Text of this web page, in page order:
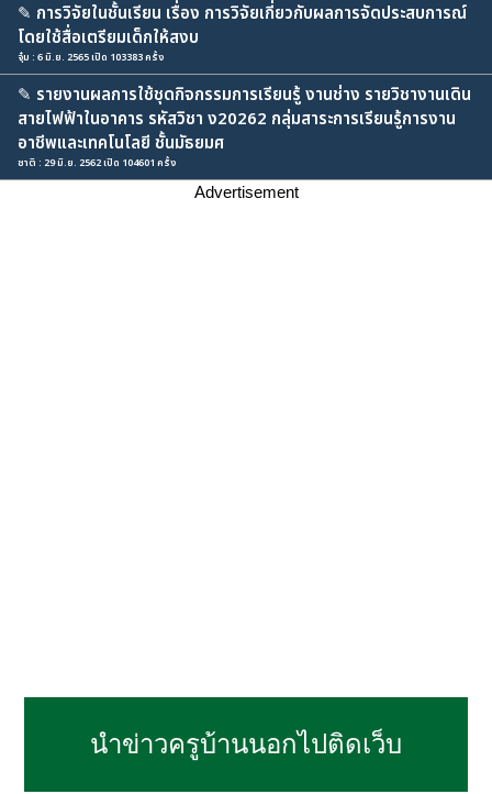
✎ การวิจัยในชั้นเรียน เรื่อง การวิจัยเกี่ยวกับผลการจัดประสบการณ์
โดยใช้สื่อเตรียมเด็กให้สงบ
จุ๋ม : 6 มิ.ย. 2565 เปิด 103383 ครั้ง
✎ รายงานผลการใช้ชุดกิจกรรมการเรียนรู้ งานช่าง รายวิชางานเดิน
สายไฟฟ้าในอาคาร รหัสวิชา ง20262 กลุ่มสาระการเรียนรู้การงาน
อาชีพและเทคโนโลยี ชั้นมัธยมศ
ชาติ : 29 มิ.ย. 2562 เปิด 104601 ครั้ง
Advertisement
นำข่าวครูบ้านนอกไปติดเว็บ